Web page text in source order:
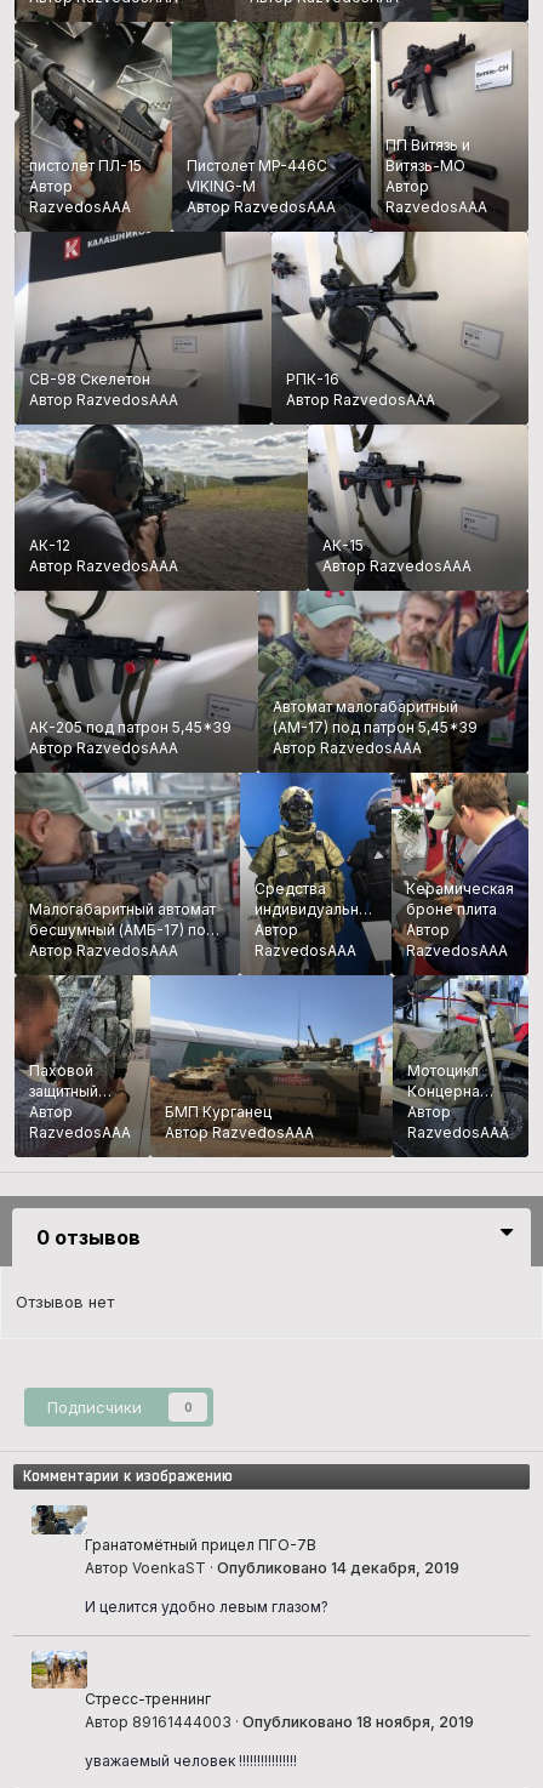
пистолет ПЛ-15
Автор
RazvedosAAA
Пистолет MP-446C
VIKING-M
Автор RazvedosAAA
ПП Витязь и
Витязь-МО
Автор
RazvedosAAA
СВ-98 Скелетон
Автор RazvedosAAA
РПК-16
Автор RazvedosAAA
АК-12
Автор RazvedosAAA
АК-15
Автор RazvedosAAA
АК-205 под патрон 5,45*39
Автор RazvedosAAA
Автомат малогабаритный
(АМ-17) под патрон 5,45*39
Автор RazvedosAAA
Малогабаритный автомат
бесшумный (АМБ-17) под
патрон 9*39
Автор RazvedosAAA
Средства
индивидуальной
бронезащиты
Автор
RazvedosAAA
Керамическая
броне плита
Автор
RazvedosAAA
Паховой
защитный
модуль
Автор
RazvedosAAA
БМП Курганец
Автор RazvedosAAA
Мотоцикл
Концерна
Калашников
Автор
RazvedosAAA
0 отзывов
Отзывов нет
Подписчики 0
Комментарии к изображению
Гранатомётный прицел ПГО-7В
Автор VoenkaST · Опубликовано 14 декабря, 2019
И целится удобно левым глазом?
Стресс-треннинг
Автор 89161444003 · Опубликовано 18 ноября, 2019
уважаемый человек !!!!!!!!!!!!!!!!